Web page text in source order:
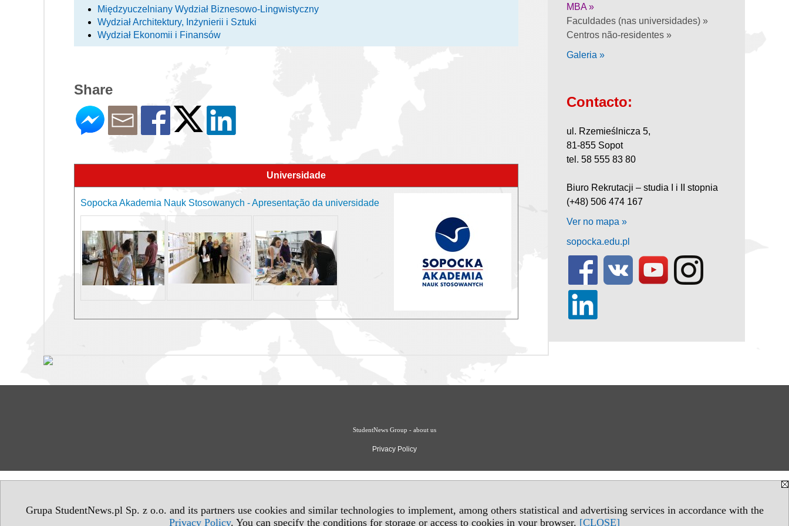
Grupa StudentNews.pl Sp. z o.o. and its partners use cookies and similar technologies to implement, among others statistical and advertising services in accordance with the
Privacy Policy. You can specify the conditions for storage or access to cookies in your browser. [CLOSE]
Międzyuczelniany Wydział Biznesowo-Lingwistyczny
Wydział Architektury, Inżynierii i Sztuki
Wydział Ekonomii i Finansów
Share
Universidade
Sopocka Akademia Nauk Stosowanych - Apresentação da universidade
MBA »
Faculdades (nas universidades) »
Centros não-residentes »
Galeria »
Contacto:
ul. Rzemieślnicza 5,
81-855 Sopot
tel. 58 555 83 80
Biuro Rekrutacji – studia I i II stopnia
(+48) 506 474 167
Ver no mapa »
sopocka.edu.pl
StudentNews Group - about us
Privacy Policy